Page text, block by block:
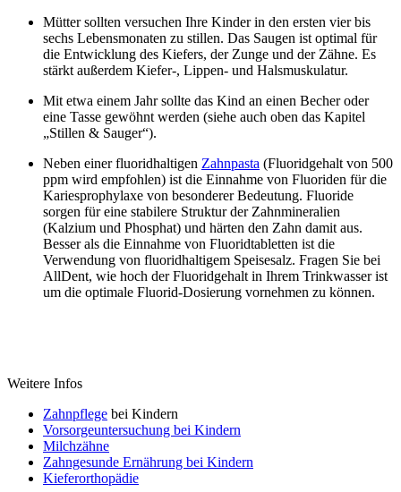
Mütter sollten versuchen Ihre Kinder in den ersten vier bis
sechs Lebensmonaten zu stillen. Das Saugen ist optimal für
die Entwicklung des Kiefers, der Zunge und der Zähne. Es
stärkt außerdem Kiefer-, Lippen- und Halsmuskulatur.
Mit etwa einem Jahr sollte das Kind an einen Becher oder
eine Tasse gewöhnt werden (siehe auch oben das Kapitel
„Stillen & Sauger“).
Neben einer fluoridhaltigen Zahnpasta (Fluoridgehalt von 500
ppm wird empfohlen) ist die Einnahme von Fluoriden für die
Kariesprophylaxe von besonderer Bedeutung. Fluoride
sorgen für eine stabilere Struktur der Zahnmineralien
(Kalzium und Phosphat) und härten den Zahn damit aus.
Besser als die Einnahme von Fluoridtabletten ist die
Verwendung von fluoridhaltigem Speisesalz. Fragen Sie bei
AllDent, wie hoch der Fluoridgehalt in Ihrem Trinkwasser ist
um die optimale Fluorid-Dosierung vornehmen zu können.
Weitere Infos
Zahnpflege bei Kindern
Vorsorgeuntersuchung bei Kindern
Milchzähne
Zahngesunde Ernährung bei Kindern
Kieferorthopädie